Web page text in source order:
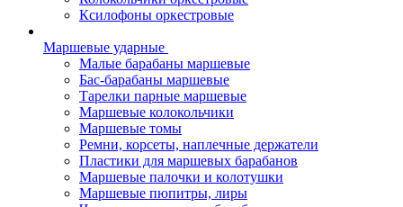
Ксилофоны оркестровые
Маршевые ударные
Малые барабаны маршевые
Бас-барабаны маршевые
Тарелки парные маршевые
Маршевые колокольчики
Маршевые томы
Ремни, корсеты, наплечные держатели
Пластики для маршевых барабанов
Маршевые палочки и колотушки
Маршевые пюпитры, лиры